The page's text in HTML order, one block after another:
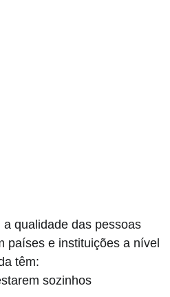
qualidade das pessoas
países e instituições a nível
têm:
sozinhos